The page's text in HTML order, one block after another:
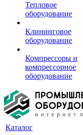
Тепловое
оборудование
Клининговое
оборудование
Компрессоры и
компрессорное
оборудование
Каталог